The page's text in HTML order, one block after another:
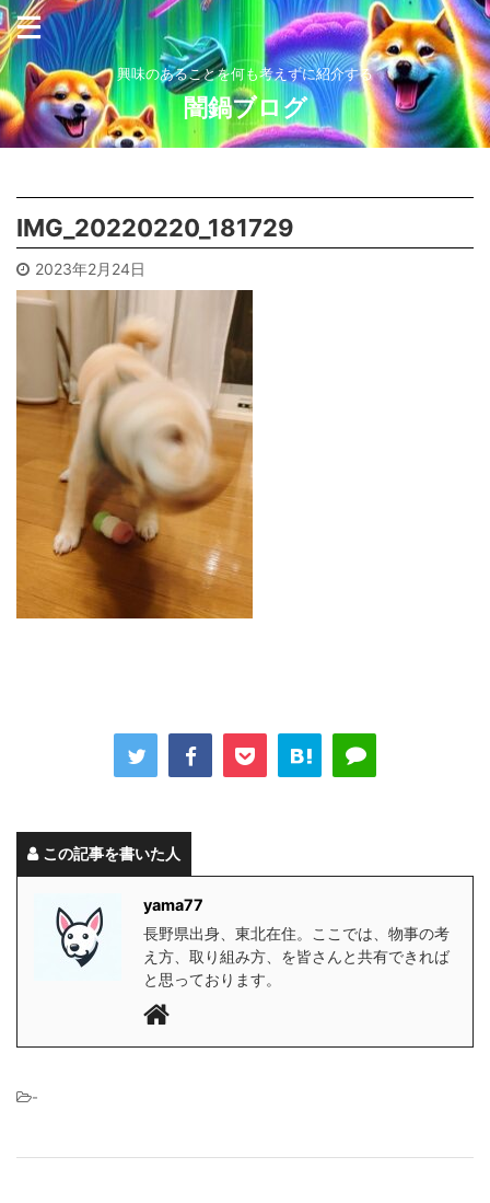
興味のあることを何も考えずに紹介する
闇鍋ブログ
IMG_20220220_181729
2023年2月24日
この記事を書いた人
yama77
長野県出身、東北在住。ここでは、物事の考
え方、取り組み方、を皆さんと共有できれば
と思っております。
-